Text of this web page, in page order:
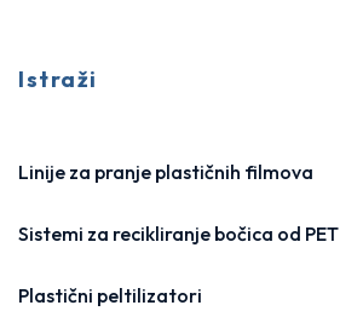
Istraži
Linije za pranje plastičnih filmova
Sistemi za recikliranje bočica od PET
Plastični peltilizatori